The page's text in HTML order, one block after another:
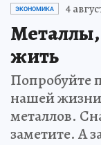
ЭКОНОМИКА 4
жить
Попробуйте
нашей жизни
металлов.
заметите. А